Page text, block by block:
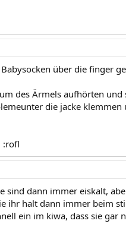
über die finger
des Ärmels aufhörten
die jacke klemmen
:rofl
sind dann immer eiskalt,
ihr halt dann immer beim
ein im kiwa, dass sie gar